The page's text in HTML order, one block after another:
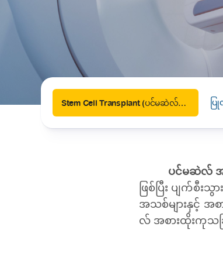
Drugs and Supplements
Healthy Lifestyles
Rehabilitation
Accurate and reliable diagnostic testing
Medical travel offices
Stem Cell Transplant (ပင်မဆဲလ်အစားထိုးခြင်း) ပ
ပင်မဆဲလ် အ
ဖြစ်ပြီး ပျက်စီ
အသစ်များနှင့် အ
လ် အစားထိုးကုသ